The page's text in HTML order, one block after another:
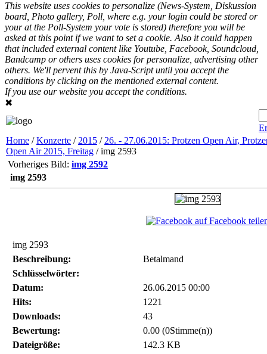
This website uses cookies to personalize (News-System, Diskussion
board, Photo gallery, Poll, where e.g. your login could be stored or
your at the Poll-System your vote is stored) therefore you will be
asked at this point if we want to set a cookie. Also it could happen
that included external content like Youtube, Facebook, Soundcloud,
Bandcamp or others uses cookies for personalize, advertising other
others. We'll pervent this by Java-Script until you accept the
conditions by clicking on the mentioned external content.
If you use our website you accept the conditions.
✖
Home /Konzerte / 2015 / 26. - 27.06.2015: Protzen Open Air,
Open Air 2015, Freitag / img 2593
Vorheriges Bild: img 2592
img 2593
auf Facebook
img 2593
Beschreibung:
Betalmand
Schlüsselwörter:
Datum:
26.06.2015 00:00
Hits:
1221
Downloads:
43
Bewertung:
0.00 (0Stimme(n))
Dateigröße:
142.3 KB